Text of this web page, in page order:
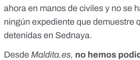
ahora en manos de civiles y no se
ningún expediente que demuestre
detenidas en Sednaya.
Desde Maldita.es, no hemos